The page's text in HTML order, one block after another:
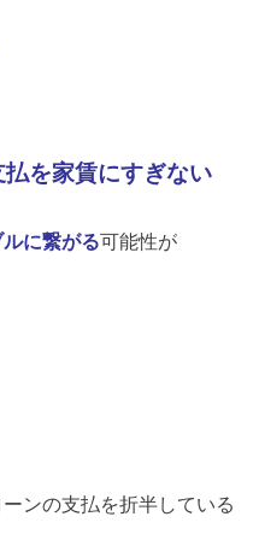
を家賃にすぎない
ルに繋がる可能性が
ンの支払を折半している